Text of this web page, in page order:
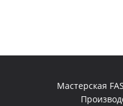
Мастерская